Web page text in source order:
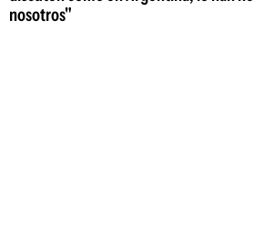
nosotros"